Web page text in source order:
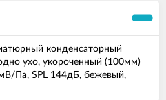
конденсаторный
ухо, укороченный (100мм)
Па, SPL 144дБ, бежевый,